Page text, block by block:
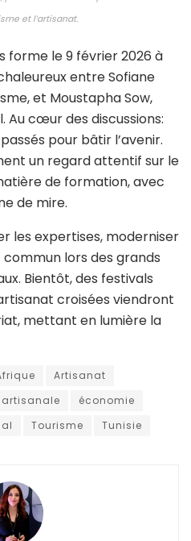
Tekaya, reçoit l’ambassadeur du
pour renforcer la coopération bilatérale
et l’artisanat.
le 9 février 2026 à
et Moustapha Sow,
Au cœur des discussions:
pour bâtir l’avenir.
un regard attentif sur le
de formation, avec
de mire.
les expertises, moderniser
lors des grands
Bientôt, des festivals